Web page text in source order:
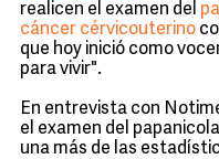
realicen el examen del
cáncer cérvicouterino
que hoy inició como
para vivir".
En entrevista con
el examen del
una más de las